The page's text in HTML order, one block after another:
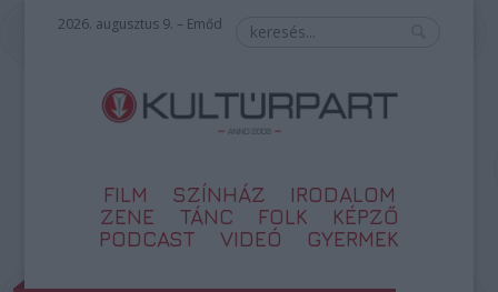
2026. augusztus 9. – Emőd
FILM SZÍNHÁZ
IRODALOM
ZENE
TÁNC FOLK
KÉPZŐ
PODCAST
VIDEÓ GYERMEK